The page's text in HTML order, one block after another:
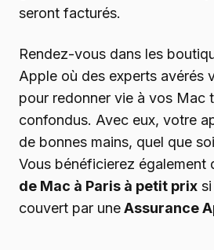
seront facturés.
Rendez-vous dans les
Apple où des experts avérés
pour redonner vie à vos Mac
confondus. Avec eux, votre
de bonnes mains, quel que
Vous bénéficierez également
de Mac à Paris à petit prix
couvert par uneAssurance